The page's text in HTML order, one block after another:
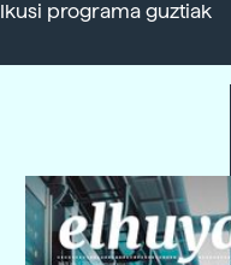
Ikusi programa guztiak